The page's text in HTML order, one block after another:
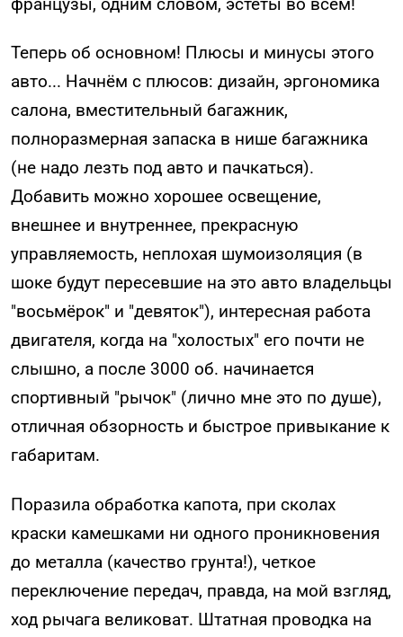
Теперь об основном! Плюсы и минусы этого
авто... Начнём с плюсов: дизайн, эргономика
салона, вместительный багажник,
полноразмерная запаска в нише багажника
(не надо лезть под авто и пачкаться).
Добавить можно хорошее освещение,
внешнее и внутреннее, прекрасную
управляемость, неплохая шумоизоляция (в
шоке будут пересевшие на это авто владельцы
"восьмёрок" и "девяток"), интересная работа
двигателя, когда на "холостых" его почти не
слышно, а после 3000 об. начинается
спортивный "рычок" (лично мне это по душе),
отличная обзорность и быстрое привыкание к
габаритам.
Поразила обработка капота, при сколах
краски камешками ни одного проникновения
до металла (качество грунта!), четкое
переключение передач, правда, на мой взгляд,
ход рычага великоват. Штатная проводка на